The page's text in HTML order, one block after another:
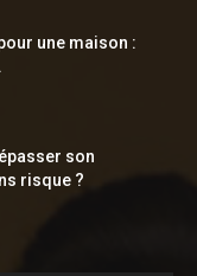
une maison :
son
risque ?